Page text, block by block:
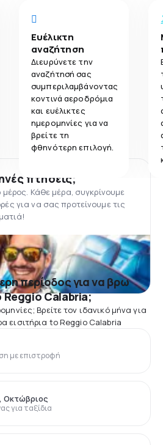
Ευέλικτη
αναζήτηση
Διευρύνετε την
αναζήτησή σας
συμπεριλαμβάνοντας
κοντινά αεροδρόμια
και ευέλικτες
ημερομηνίες για να
βρείτε τη
φθηνότερη επιλογή.
πτήσεις;
Κάθε μέρα, συγκρίνουμε
για να σας προτείνουμε τις
περίοδος για να βρω
Reggio Calabria;
Βρείτε τον ιδανικό μήνα για
εισιτήρια to Reggio Calabria
με επιστροφή
για ταξίδια
Οκτώβριος